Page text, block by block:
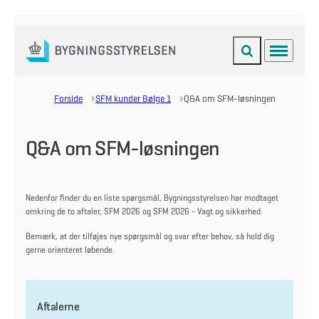
Gå til forsiden Fold søgefelt ud
Menu
Forside SFM kunder Bølge 1 Q&A om SFM-løsningen
Q&A om SFM-løsningen
Nedenfor finder du en liste spørgsmål, Bygningsstyrelsen har modtaget
omkring de to aftaler, SFM 2026 og SFM 2026 - Vagt og sikkerhed.
Bemærk, at der tilføjes nye spørgsmål og svar efter behov, så hold dig
gerne orienteret løbende.
Aftalerne